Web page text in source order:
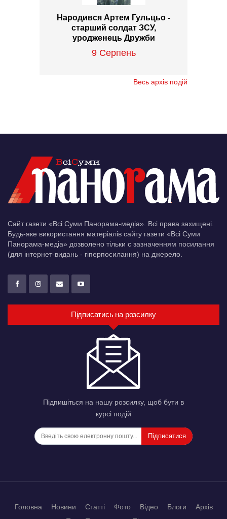
Народився Артем Гульцьо -
старший солдат ЗСУ,
уродженець Дружби
9 Серпень
Весь архів подій
Сайт газети «Всі Суми Панорама-медіа». Всі права захищені.
Будь-яке використання матеріалів сайту газети «Всі Суми
Панорама-медіа» дозволено тільки c зазначенням посилання
(для інтернет-видань - гіперпосилання) на джерело.
Підписатись на розсилку
Підпишіться на нашу розсилку, щоб бути в
курсі подій
Підписатися
Головна Новини Статті Фото Відео Блоги
Архів